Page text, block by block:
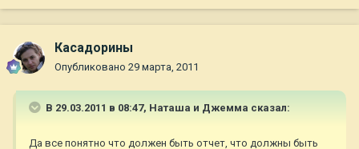
Касадорины
Опубликовано 29 марта, 2011
В 29.03.2011 в 08:47, Наташа и Джемма сказал:
Да все понятно что должен быть отчет, что должны быть